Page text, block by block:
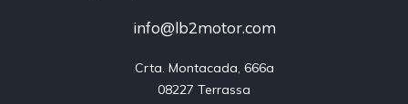
info@lb2motor.com
Crta. Montacada, 666a
08227 Terrassa